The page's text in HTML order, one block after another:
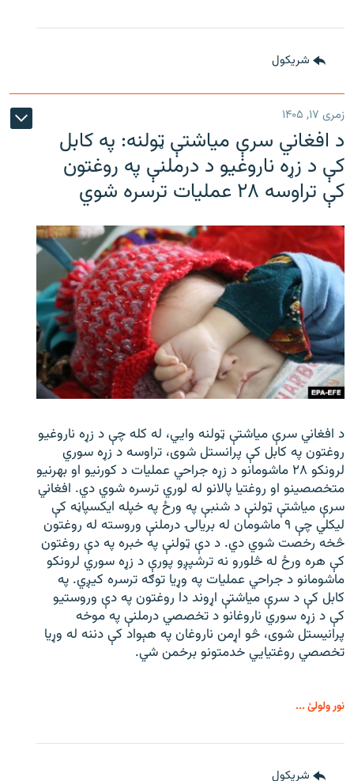
شريکول
زمری ۱۷, ۱۴۰۵
د افغاني سرې میاشتې ټولنه: په کابل
کې د زړه ناروغیو د درملنې په روغتون
کې تراوسه ۲۸ عملیات ترسره شوي
د افغاني سرې میاشتې ټولنه وایي، له کله چې د زړه ناروغیو
روغتون په کابل کې پرانستل شوی، تراوسه د زړه سوري
لرونکو ۲۸ ماشومانو د زړه جراحي عملیات د کورنیو او بهرنیو
متخصصینو او روغتیا پالانو له لوري ترسره شوي دي. افغاني
سرې میاشتې ټولنې د شنبې په ورځ په خپله ایکسپاڼه کې
لیکلي چې ۹ ماشومان له بریالۍ درملنې وروسته له روغتون
څخه رخصت شوي دي. د دې ټولنې په خبره په دې روغتون
کې هره ورځ له څلورو نه ترشپږو پورې د زړه سوري لرونکو
ماشومانو د جراحي عملیات په وړیا توګه ترسره کیږي. په
کابل کې د سرې میاشتې اړوند دا روغتون په دې وروستیو
کې د زړه سوري ناروغانو د تخصصي درملنې په موخه
پرانیستل شوی، څو اړمن ناروغان په هېواد کې دننه له وړیا
تخصصي روغتیايي خدمتونو برخمن شي.
نور ولولئ ...
شريکول